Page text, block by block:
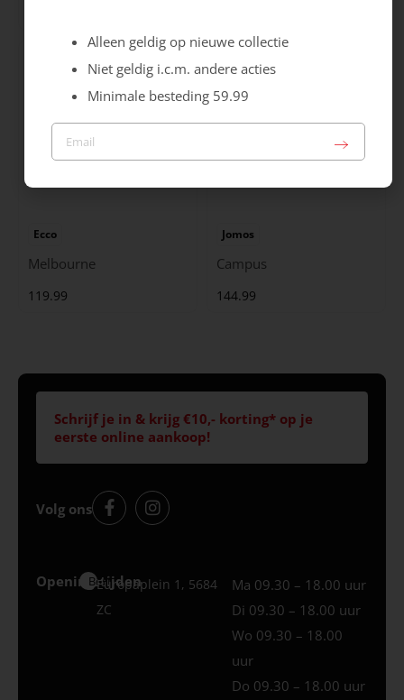
Ecco
Melbourne
119.99
Jomos
Campus
144.99
Schrijf je in & krijg €10,- korting* op je
eerste online aankoop!
Volg ons
Openingstijden
Best
Europaplein 1, 5684
ZC
Ma 09.30 – 18.00 uur
Di 09.30 – 18.00 uur
Wo 09.30 – 18.00
uur
Do 09.30 – 18.00 uur
Alleen geldig op nieuwe collectie
Niet geldig i.c.m. andere acties
Minimale besteding 59.99